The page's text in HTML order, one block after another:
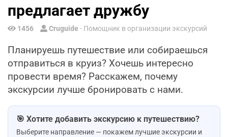
предлагает дружбу
1456 Cruguide - Помощник в организации экскурсий
Планируешь путешествие или собираешься
отправиться в круиз? Хочешь интересно
провести время? Расскажем, почему
экскурсии лучше бронировать с нами.
🎯 Хотите добавить экскурсию к путешествию?
Выберите направление — покажем лучшие экскурсии и